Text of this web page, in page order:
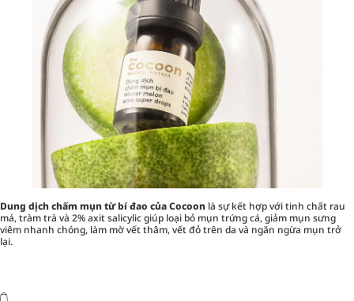
Dung dịch chấm mụn từ bí đao của Cocoon là sự kết hợp với tinh chất rau
má, tràm trà và 2% axit salicylic giúp loại bỏ mụn trứng cá, giảm mụn sưng
viêm nhanh chóng, làm mờ vết thâm, vết đỏ trên da và ngăn ngừa mụn trở
lại.